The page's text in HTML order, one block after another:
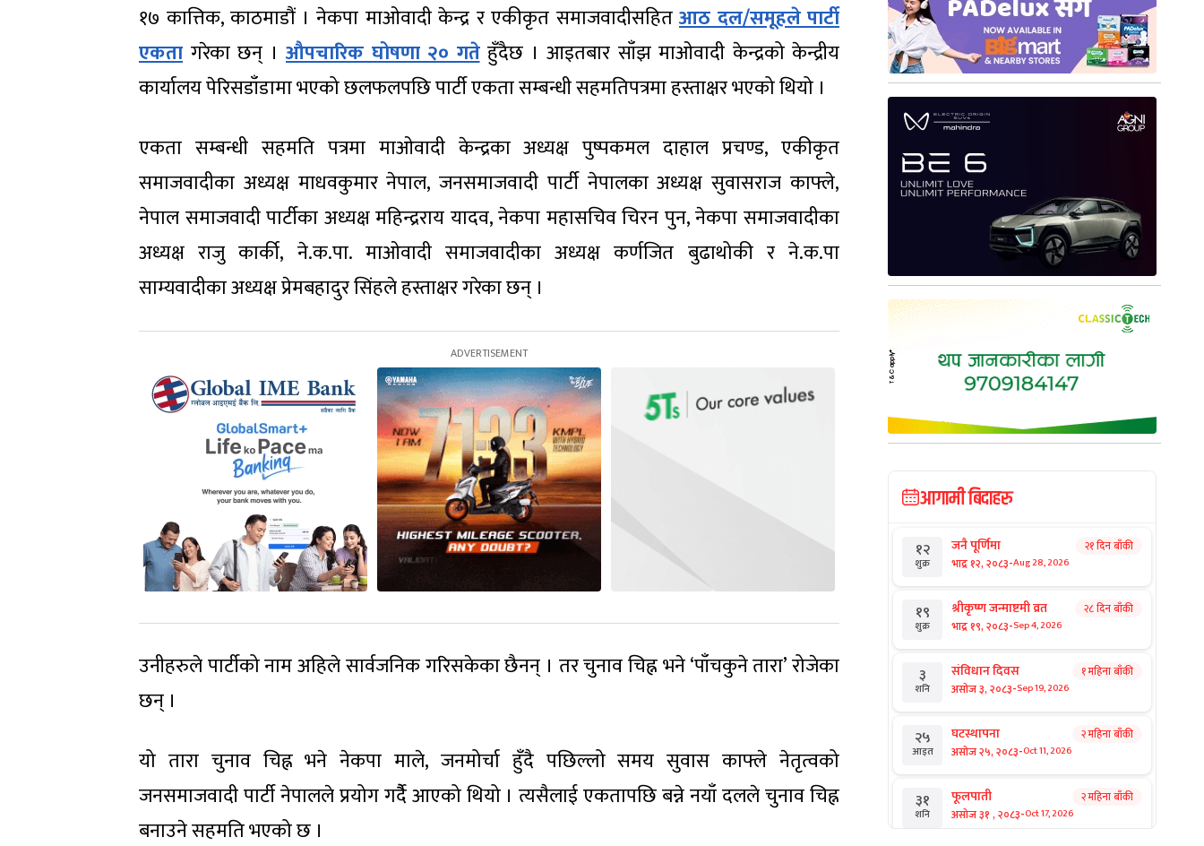
१७ कात्तिक, काठमाडौं । नेकपा माओवादी केन्द्र र एकीकृत समाजवादीसहितआठ दल/समूहले पार्टी
एकता गरेका छन् ।औपचारिक घोषणा २० गतेहुँदैछ । आइतबार साँझ माओवादी केन्द्रको केन्द्रीय
कार्यालय पेरिसडाँडामा भएको छलफलपछि पार्टी एकता सम्बन्धी सहमतिपत्रमा हस्ताक्षर भएको थियो ।
एकता सम्बन्धी सहमति पत्रमा माओवादी केन्द्रका अध्यक्ष पुष्पकमल दाहाल प्रचण्ड, एकीकृत
समाजवादीका अध्यक्ष माधवकुमार नेपाल, जनसमाजवादी पार्टी नेपालका अध्यक्ष सुवासराज काफ्ले,
नेपाल समाजवादी पार्टीका अध्यक्ष महिन्द्रराय यादव, नेकपा महासचिव चिरन पुन, नेकपा समाजवादीका
अध्यक्ष राजु कार्की, ने.क.पा. माओवादी समाजवादीका अध्यक्ष कर्णजित बुढाथोकी र ने.क.पा
साम्यवादीका अध्यक्ष प्रेमबहादुर सिंहले हस्ताक्षर गरेका छन् ।
उनीहरुले पार्टीको नाम अहिले सार्वजनिक गरिसकेका छैनन् । तर चुनाव चिह्न भने ‘पाँचकुने तारा’ रोजेका
छन् ।
यो तारा चुनाव चिह्न भने नेकपा माले, जनमोर्चा हुँदै पछिल्लो समय सुवास काफ्ले नेतृत्वको
जनसमाजवादी पार्टी नेपालले प्रयोग गर्दैै आएको थियो । त्यसैलाई एकतापछि बन्ने नयाँ दलले चुनाव चिह्न
बनाउने सहमति भएको छ ।
आगामी बिदाहरु
१२
शुक्र
जनै पूर्णिमा
भाद्र १२, २०८३-Aug 28, 2026
२१ दिन बाँकी
१९
शुक्र
श्रीकृष्ण जन्माष्टमी व्रत
भाद्र १९, २०८३-Sep 4, 2026
२८ दिन बाँकी
३
शनि
संविधान दिवस
असोज ३, २०८३-Sep 19, 2026
१ महिना बाँकी
२५
आइत
घटस्थापना
असोज २५, २०८३-Oct 11, 2026
२ महिना बाँकी
३१
शनि
फूलपाती
असोज ३१ , २०८३-Oct 17, 2026
२ महिना बाँकी